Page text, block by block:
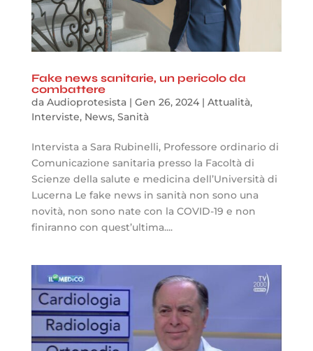
Fake news sanitarie, un pericolo da
combattere
da Audioprotesista| Gen 26, 2024| Attualità,
Interviste, News, Sanità
Intervista a Sara Rubinelli, Professore ordinario di
Comunicazione sanitaria presso la Facoltà di
Scienze della salute e medicina dell’Università di
Lucerna Le fake news in sanità non sono una
novità, non sono nate con la COVID-19 e non
finiranno con quest’ultima....